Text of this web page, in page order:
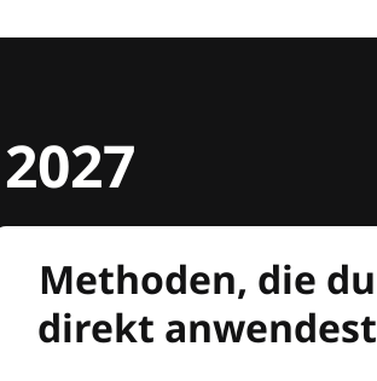
Methoden, die du
direkt anwendest